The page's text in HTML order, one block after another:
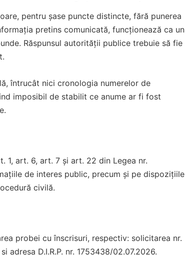
pentru șase puncte distincte, fără punerea
pretins comunicată, funcționează ca un
Răspunsul autorității publice trebuie să fie
întrucât nici cronologia numerelor de
imposibil de stabilit ce anume ar fi fost
1, art. 6, art. 7 și art. 22 din Legea nr.
de interes public, precum și pe dispozițiile
civilă.
probei cu înscrisuri, respectiv: solicitarea nr.
adresa D.I.R.P. nr. 1753438/02.07.2026.